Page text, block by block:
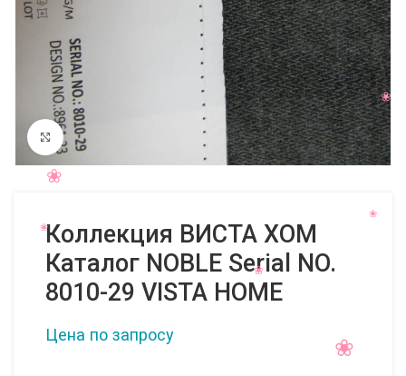
Нажмите, чтобы увеличить
Коллекция ВИСТА ХОМ
Каталог NOBLE Serial NO.
8010-29 VISTA HOME
Цена по запросу